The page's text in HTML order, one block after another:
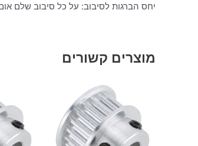
יחס הברגות לסיבוב: על כל סיבוב שלם
מוצרים קשורים